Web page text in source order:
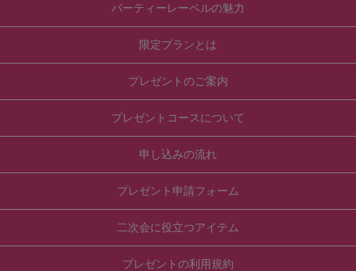
パーティーレーベルの魅力
限定プランとは
プレゼントのご案内
プレゼントコースについて
申し込みの流れ
プレゼント申請フォーム
二次会に役立つアイテム
プレゼントの利用規約